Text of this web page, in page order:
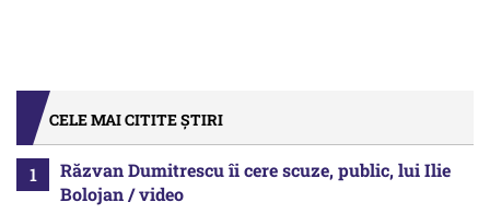
CELE MAI CITITE ȘTIRI
Răzvan Dumitrescu îi cere scuze, public, lui Ilie
Bolojan / video